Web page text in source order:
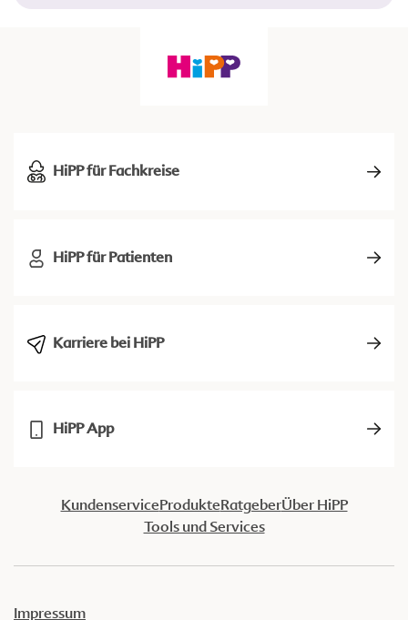
HiPP für Fachkreise
HiPP für Patienten
Karriere bei HiPP
HiPP App
KundenserviceProdukteRatgeberÜber HiPP
Tools und Services
Impressum